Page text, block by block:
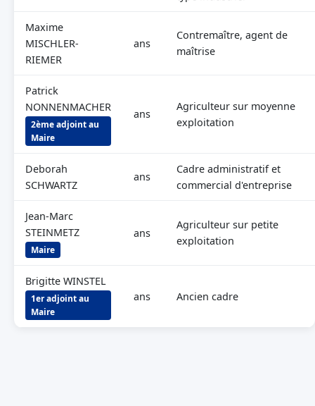
Maxime
MISCHLER-
RIEMER
ans
Contremaître, agent de
maîtrise
Patrick
NONNENMACHER
2ème adjoint au
Maire
ans
Agriculteur sur moyenne
exploitation
Deborah
SCHWARTZ
ans
Cadre administratif et
commercial d'entreprise
Jean-Marc
STEINMETZ
Maire
ans
Agriculteur sur petite
exploitation
Brigitte WINSTEL
1er adjoint au
Maire
ans Ancien cadre